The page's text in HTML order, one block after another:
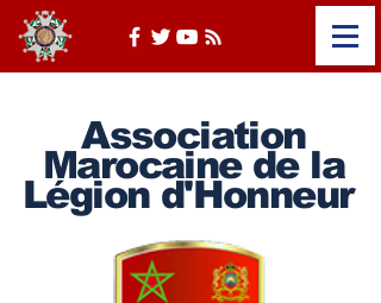
Association
Marocaine de la
Légion d'Honneur